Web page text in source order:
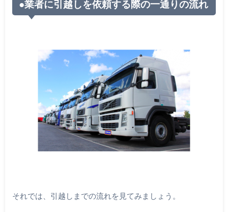
●業者に引越しを依頼する際の一通りの流れ
それでは、引越しまでの流れを見てみましょう。